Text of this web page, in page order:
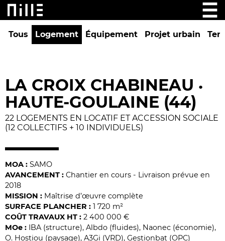
Tous Logement Équipement Projet urbain
LA CROIX CHABINEAU •
HAUTE-GOULAINE (44)
22 LOGEMENTS EN LOCATIF ET ACCESSION SOCIALE
(12 COLLECTIFS + 10 INDIVIDUELS)
MOA : SAMO
AVANCEMENT : Chantier en cours - Livraison prévue en
2018
MISSION : Maîtrise d’œuvre complète
SURFACE PLANCHER : 1 720 m²
COÛT TRAVAUX HT : 2 400 000 €
MOe : IBA (structure), Albdo (fluides), Naonec (économie),
O. Hostiou (paysage), A3Gi (VRD), Gestionbat (OPC)